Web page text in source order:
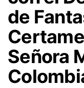
de
Señora